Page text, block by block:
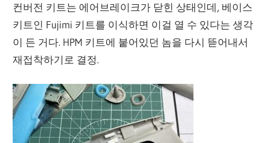
컨버전 키트는 에어브레이크가 닫힌 상태인데, 베이스
키트인 Fujimi 키트를 이식하면 이걸 열 수 있다는 생각
이 든 거다. HPM 키트에 붙어있던 놈을 다시 뜯어내서
재접착하기로 결정.